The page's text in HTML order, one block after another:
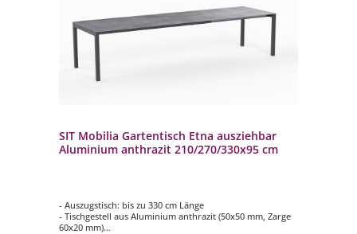
SIT Mobilia Gartentisch Etna ausziehbar
Aluminium anthrazit 210/270/330x95 cm
- Auszugstisch: bis zu 330 cm Länge
- Tischgestell aus Aluminium anthrazit (50x50 mm, Zarge
60x20 mm)